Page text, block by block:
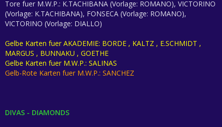
Tore fuer M.W.P.: K.TACHIBANA (Vorlage: ROMANO), VICTORINO
(Vorlage: K.TACHIBANA), FONSECA (Vorlage: ROMANO),
VICTORINO (Vorlage: DIALLO)
Gelbe Karten fuer AKADEMIE: BORDE , KALTZ , E.SCHMIDT ,
MARGUS , BUNNAKU , GOETHE
Gelbe Karten fuer M.W.P.: SALINAS
Gelb-Rote Karten fuer M.W.P.: SANCHEZ
DIVAS - DIAMONDS